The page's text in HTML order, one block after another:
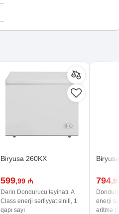
Biryusa 260KX
599,99 ₼
Dərin Dondurucu təyinatı, A
Class enerji sərfiyyat sinifi, 1
qapı sayı
794
enerji
əritmə